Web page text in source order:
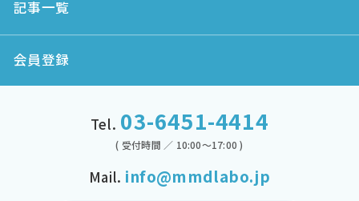
記事一覧
会員登録
Tel. 03-6451-4414
( 受付時間 ／ 10:00～17:00 )
Mail. info@mmdlabo.jp